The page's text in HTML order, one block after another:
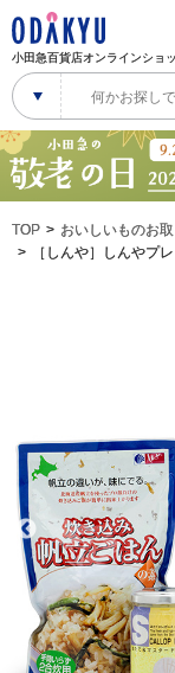
小田急百貨店オンラインショ
TOP おいしいものお
［しんや］しんやプ